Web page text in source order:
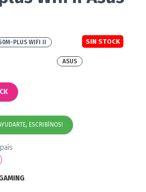
PLUS WIFI II SIN STOCK
ASUS
ESCRIBÍNOS!
.